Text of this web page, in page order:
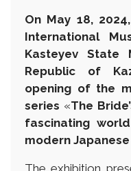
On May 18,
International
Kasteyev
Republic of
opening of the
series «The
fascinating
modern